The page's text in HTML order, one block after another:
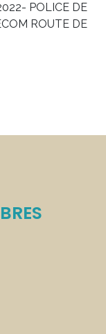
POLICE DE
ROUTE DE